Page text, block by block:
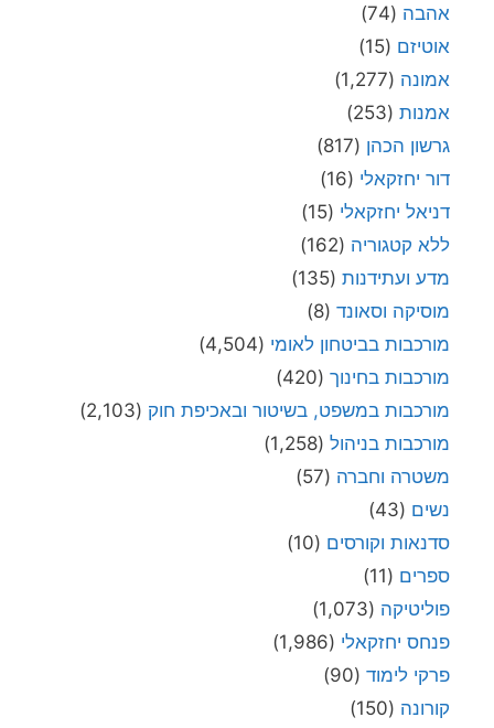
אהבה (74)
אוטיזם (15)
אמונה (1,277)
אמנות (253)
גרשון הכהן (817)
דור יחזקאלי (16)
דניאל יחזקאלי (15)
ללא קטגוריה (162)
מדע ועתידנות (135)
מוסיקה וסאונד (8)
מורכבות בביטחון לאומי (4,504)
מורכבות בחינוך (420)
מורכבות במשפט, בשיטור ובאכיפת חוק (2,103)
מורכבות בניהול (1,258)
משטרה וחברה (57)
נשים (43)
סדנאות וקורסים (10)
ספרים (11)
פוליטיקה (1,073)
פנחס יחזקאלי (1,986)
פרקי לימוד (90)
קורונה (150)